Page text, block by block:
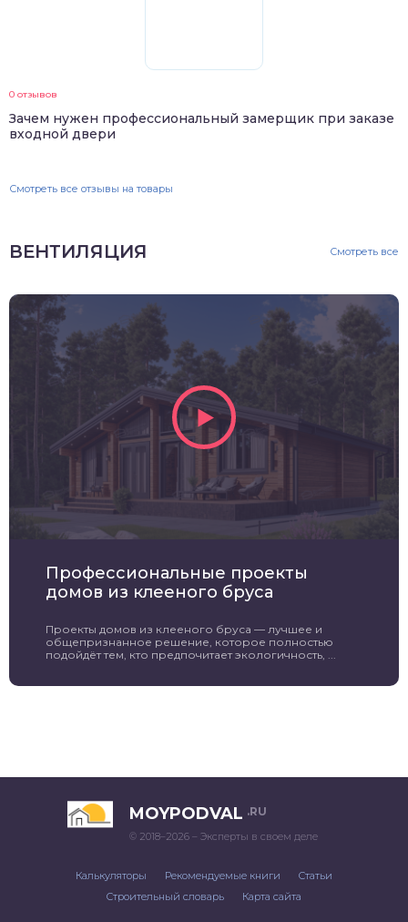
0 отзывов
Зачем нужен профессиональный замерщик при заказе
входной двери
Смотреть все отзывы на товары
ВЕНТИЛЯЦИЯ Смотреть все
Профессиональные проекты
домов из клееного бруса
Проекты домов из клееного бруса — лучшее и
общепризнанное решение, которое полностью
подойдёт тем, кто предпочитает экологичность, ...
MOYPODVAL .RU
© 2018–2026 – Эксперты в своем деле
Калькуляторы Рекомендуемые книги
Статьи
Строительный словарь
Карта сайта